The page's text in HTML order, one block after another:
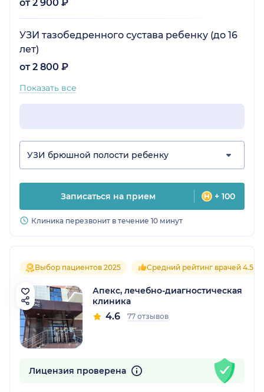
от 2 900 ₽
УЗИ тазобедренного сустава ребенку (до 16
лет)
от 2 800 ₽
Показать все
УЗИ брюшной полости ребенку
Записаться на прием + 100
Клиника перезвонит в течение 10 минут
Выбор пациентов 2025 Средний рейтинг врачей 4.5
Апекс, лечебно-диагностическая
клиника
4.6 77 отзывов
Лицензия проверена